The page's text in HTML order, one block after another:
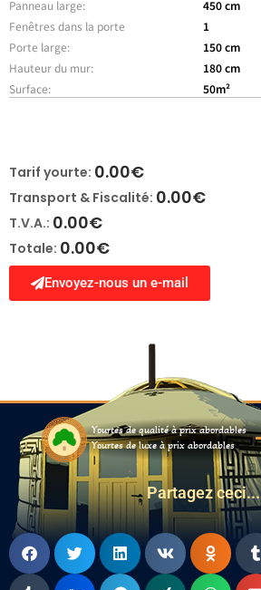
Panneau large:
450 cm
Fenêtres dans la porte
Porte large:
Hauteur du mur:
Surface:
1
150 cm
180 cm
50m²
Tarif yourte: 0.00€
Transport & Fiscalité: 0.00€
T.V.A.: 0.00€
Totale: 0.00€
Envoyez-nous un e-mail
Yourtes de qualité à prix abordables
Yourtes de luxe à prix abordables
Partagez ceci...